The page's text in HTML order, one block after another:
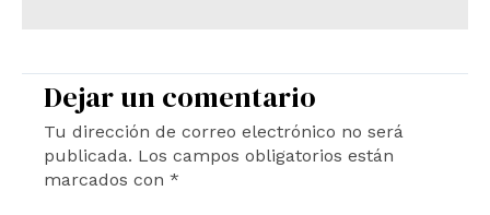
Dejar un comentario
Tu dirección de correo electrónico no será
publicada. Los campos obligatorios están
marcados con *